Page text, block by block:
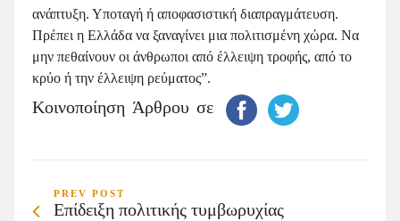
ανάπτυξη. Υποταγή ή αποφασιστική διαπραγμάτευση.
Πρέπει η Ελλάδα να ξαναγίνει μια πολιτισμένη χώρα. Να
μην πεθαίνουν οι άνθρωποι από έλλειψη τροφής, από το
κρύο ή την έλλειψη ρεύματος”.
Κοινοποίηση Άρθρου σε
PREV POST
Επίδειξη πολιτικής τυμβωρυχίας